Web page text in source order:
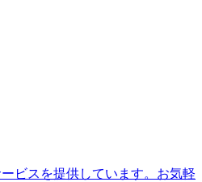
ビスを提供しています。お気軽